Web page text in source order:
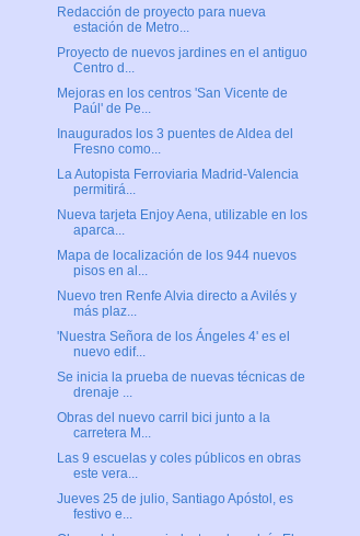
Redacción de proyecto para nueva
estación de Metro...
Proyecto de nuevos jardines en el antiguo
Centro d...
Mejoras en los centros 'San Vicente de
Paúl' de Pe...
Inaugurados los 3 puentes de Aldea del
Fresno como...
La Autopista Ferroviaria Madrid-Valencia
permitirá...
Nueva tarjeta Enjoy Aena, utilizable en los
aparca...
Mapa de localización de los 944 nuevos
pisos en al...
Nuevo tren Renfe Alvia directo a Avilés y
más plaz...
'Nuestra Señora de los Ángeles 4' es el
nuevo edif...
Se inicia la prueba de nuevas técnicas de
drenaje ...
Obras del nuevo carril bici junto a la
carretera M...
Las 9 escuelas y coles públicos en obras
este vera...
Jueves 25 de julio, Santiago Apóstol, es
festivo e...